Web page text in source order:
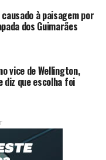
à paisagem por
dos Guimarães
vice de Wellington,
diz que escolha foi